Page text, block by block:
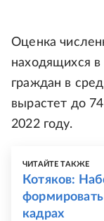
Оценка
находящихся в
граждан в
вырастет до
2022 году.
ЧИТАЙТЕ ТАКЖЕ
Котяков:
формировать
кадрах